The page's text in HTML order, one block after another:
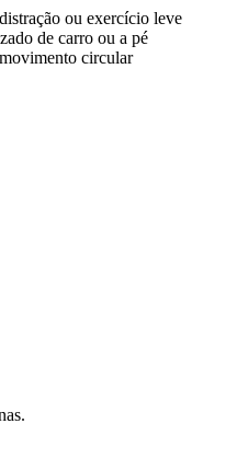
ou exercício leve
de carro ou a pé
circular